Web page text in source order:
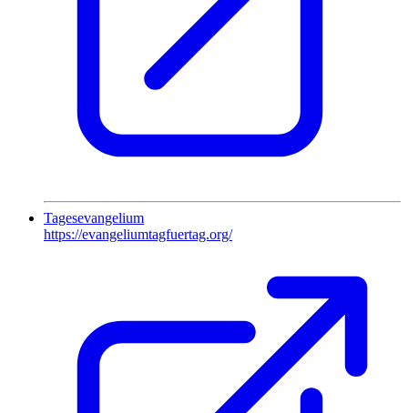
Tagesevangelium
https://evangeliumtagfuertag.org/